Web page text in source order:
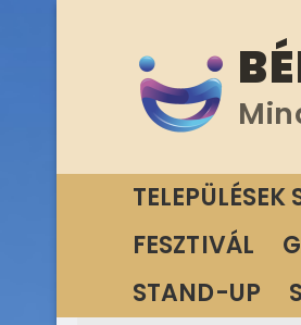
tartalomra
TELEPÜLÉSEK
FESZTIVÁL
STAND-UP